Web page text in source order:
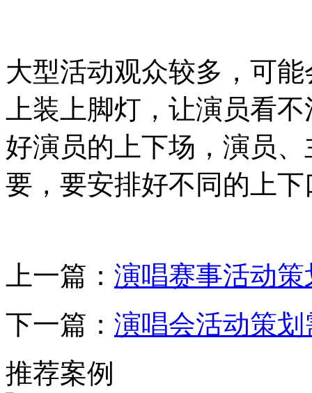
大型活动观众较多，可
上装上脚灯，让演员看
好演员的上下场，演员
要，要安排好不同的上下
上一篇： 演唱赛事活动
下一篇： 演唱会活动策
推荐案例